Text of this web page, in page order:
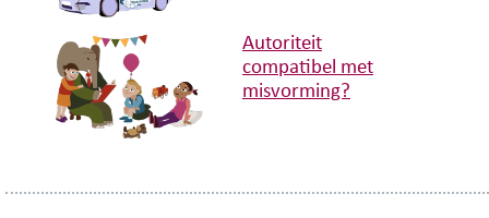
Autoriteit
compatibel met
misvorming?